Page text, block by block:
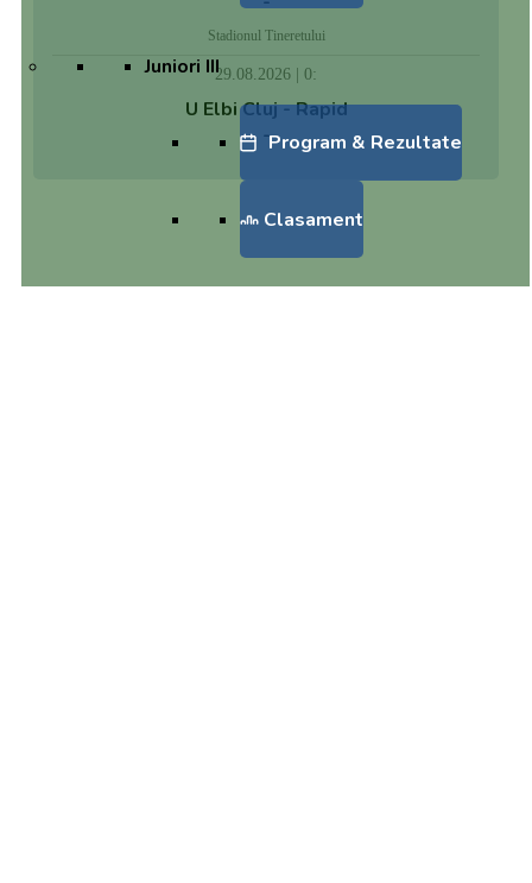
Juniori III
Program & Rezultate
Clasament
Stadionul Tineretului
29.08.2026 | 0:
U Elbi Cluj - Rapid
-